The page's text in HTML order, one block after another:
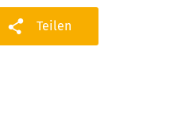
Teilen